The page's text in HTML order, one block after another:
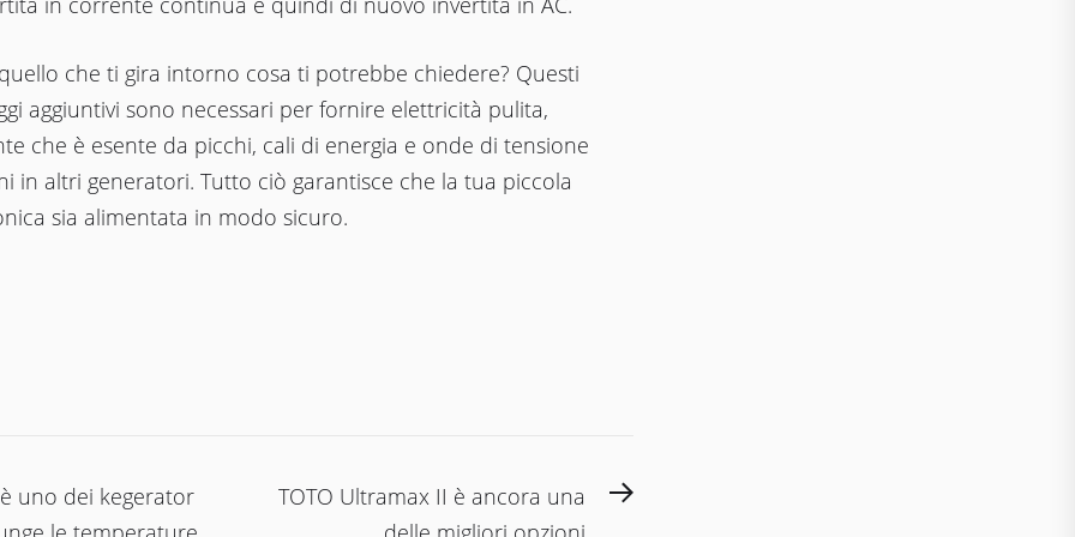
che ti gira intorno cosa ti potrebbe chiedere? Questi
aggiuntivi sono necessari per fornire elettricità pulita,
che è esente da picchi, cali di energia e onde di tensione
in altri generatori. Tutto ciò garantisce che la tua piccola
sia alimentata in modo sicuro.
uno dei kegerator
Next
TOTO Ultrаmаx II è ancora una